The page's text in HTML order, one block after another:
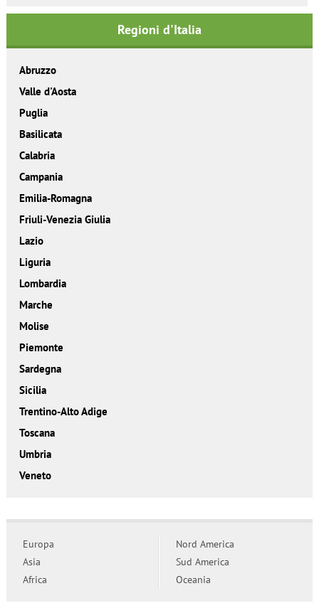
Regioni d'Italia
Abruzzo
Valle d'Aosta
Puglia
Basilicata
Calabria
Campania
Emilia-Romagna
Friuli-Venezia Giulia
Lazio
Liguria
Lombardia
Marche
Molise
Piemonte
Sardegna
Sicilia
Trentino-Alto Adige
Toscana
Umbria
Veneto
Europa
Asia
Africa
Nord America
Sud America
Oceania